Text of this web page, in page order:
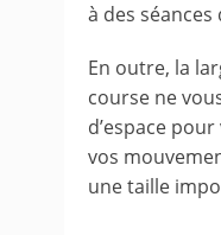
à des
En outre, la
course ne
d’espace
vos
une taille